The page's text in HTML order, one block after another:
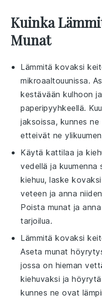
Kuinka
Munat
Lämmitäkovaksi
mikroaaltouunissa.
kestävään kulhoon
paperipyyhkeellä.
jaksoissa, kunnes
etteivät ne
Käytäkattilaa ja
vedellä ja kuumenna
kiehuu, laske
veteen ja anna
Poista munat ja
tarjoilua.
Lämmitäkovaksi
Aseta munat
jossa on hieman
kiehuvaksi ja
kunnes ne ovat